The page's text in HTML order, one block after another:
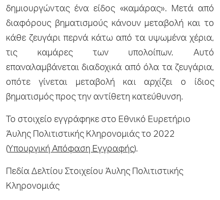
δημιουργώντας ένα είδος «καμάρας». Μετά από
διαφόρους βηματισμούς κάνουν μεταβολή και το
κάθε ζευγάρι περνά κάτω από τα υψωμένα χέρια,
τις καμάρες των υπολοίπων. Αυτό
επαναλαμβάνεται διαδοχικά από όλα τα ζευγάρια,
οπότε γίνεται μεταβολή και αρχίζει ο ίδιος
βηματισμός προς την αντίθετη κατεύθυνση.
Το στοιχείο εγγράφηκε στο Εθνικό Ευρετήριο
Άυλης Πολιτιστικής Κληρονομιάς το 2022
(Υπουργική Απόφαση Εγγραφής).
Πεδία Δελτίου Στοιχείου Άυλης Πολιτιστικής
Κληρονομιάς